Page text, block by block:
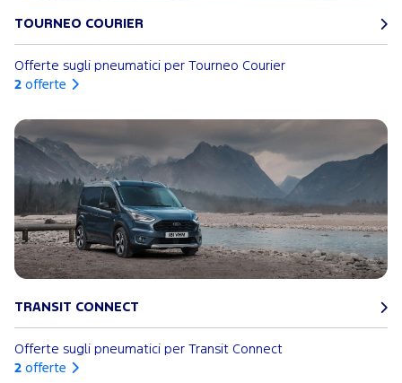
TOURNEO COURIER
Offerte sugli pneumatici per Tourneo Courier
2 offerte
TRANSIT CONNECT
Offerte sugli pneumatici per Transit Connect
2 offerte